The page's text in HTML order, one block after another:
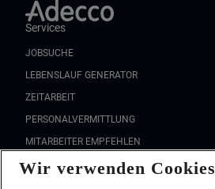
Services
JOBSUCHE
LEBENSLAUF GENERATOR
ZEITARBEIT
PERSONALVERMITTLUNG
MITARBEITER EMPFEHLEN
FAQ
Wir stellen ein!
Wir verwenden Cookies